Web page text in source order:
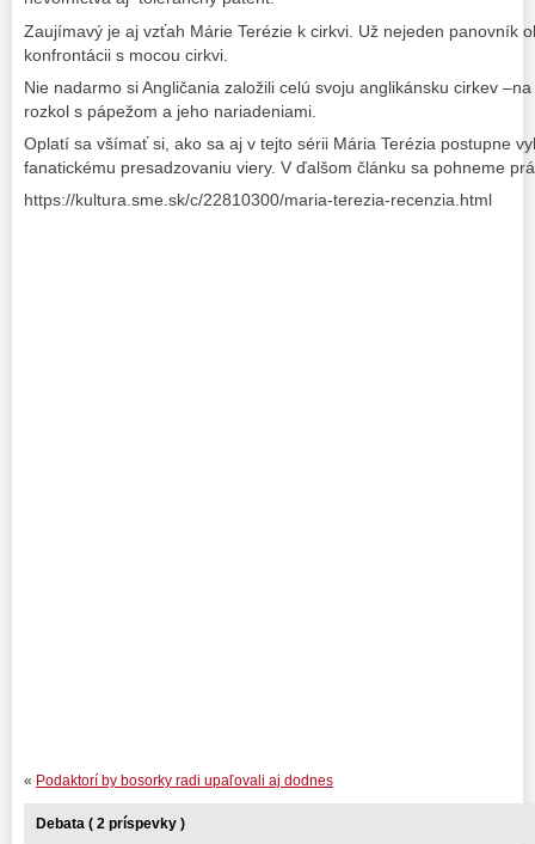
Zaujímavý je aj vzťah Márie Terézie k cirkvi. Už nejeden panovník
konfrontácii s mocou cirkvi.
Nie nadarmo si Angličania založili celú svoju anglikánsku cirkev
rozkol s pápežom a jeho nariadeniami.
Oplatí sa všímať si, ako sa aj v tejto sérii Mária Terézia postupne
fanatickému presadzovaniu viery. V ďalšom článku sa pohneme
https://kultura.sme.sk/c/22810300/maria-terezia-recenzia.html
« Podaktorí by bosorky radi upaľovali aj dodnes
Debata ( 2 príspevky )